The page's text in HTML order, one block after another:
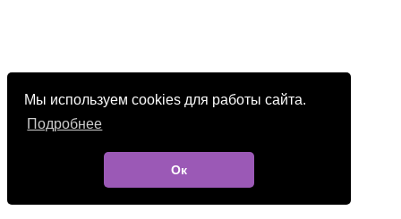
Мы используем cookies для работы сайта.
Подробнее
Ок